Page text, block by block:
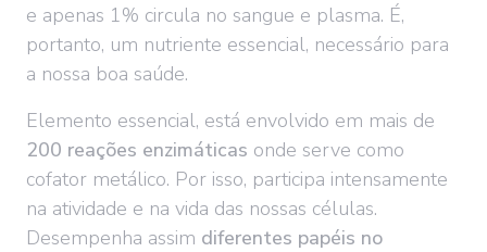
e apenas 1% circula no sangue e plasma. É,
portanto, um nutriente essencial, necessário para
a nossa boa saúde.
Elemento essencial, está envolvido em mais de
200 reações enzimáticas onde serve como
cofator metálico. Por isso, participa intensamente
na atividade e na vida das nossas células.
Desempenha assim diferentes papéis no